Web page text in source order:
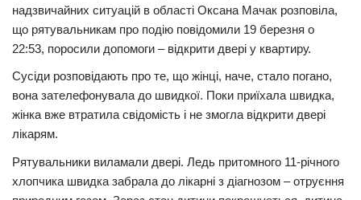
Кримінал
Трагедії
Суспільство
Культура
#Війна
надзвичайних ситуацій в області Оксана Мачак розповіла,
що рятувальникам про подію повідомили 19 березня о
22:53, поросили допомоги – відкрити двері у квартиру.
Сусіди розповідають про те, що жінці, наче, стало погано,
вона зателефонувала до швидкої. Поки приїхала швидка,
жінка вже втратила свідомість і не змогла відкрити двері
лікарям.
Рятувальники виламали двері. Ледь притомного 11-річного
хлопчика швидка забрала до лікарні з діагнозом – отруєння